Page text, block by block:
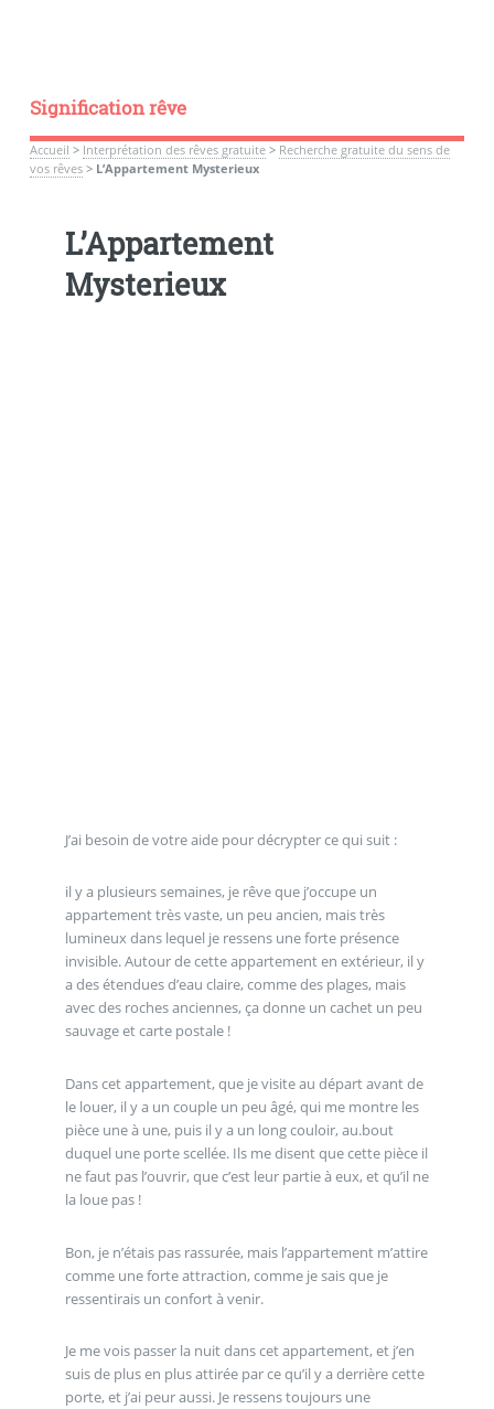
Signification rêve
Accueil > Interprétation des rêves gratuite> Recherche gratuite du sens de
vos rêves> L’Appartement Mysterieux
L’Appartement
Mysterieux
J’ai besoin de votre aide pour décrypter ce qui suit :
il y a plusieurs semaines, je rêve que j’occupe un
appartement très vaste, un peu ancien, mais très
lumineux dans lequel je ressens une forte présence
invisible. Autour de cette appartement en extérieur, il y
a des étendues d’eau claire, comme des plages, mais
avec des roches anciennes, ça donne un cachet un peu
sauvage et carte postale !
Dans cet appartement, que je visite au départ avant de
le louer, il y a un couple un peu âgé, qui me montre les
pièce une à une, puis il y a un long couloir, au.bout
duquel une porte scellée. Ils me disent que cette pièce il
ne faut pas l’ouvrir, que c’est leur partie à eux, et qu’il ne
la loue pas !
Bon, je n’étais pas rassurée, mais l’appartement m’attire
comme une forte attraction, comme je sais que je
ressentirais un confort à venir.
Je me vois passer la nuit dans cet appartement, et j’en
suis de plus en plus attirée par ce qu’il y a derrière cette
porte, et j’ai peur aussi. Je ressens toujours une